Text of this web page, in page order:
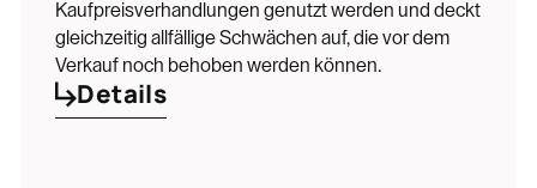
Kaufpreisverhandlungen genutzt werden und deckt
gleichzeitig allfällige Schwächen auf, die vor dem
Verkauf noch behoben werden können.
Details